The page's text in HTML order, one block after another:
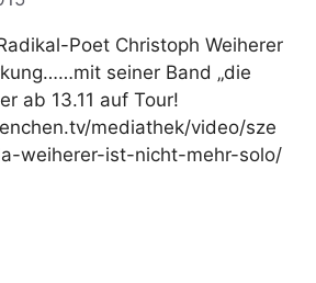
Poet Christoph Weiherer
seiner Band „die
ab 13.11 auf Tour!
mediathek/video/sze
weiherer-ist-nicht-mehr-solo/